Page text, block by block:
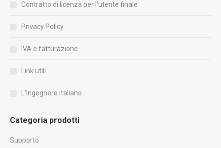
Contratto di licenza per l’utente finale
Privacy Policy
IVA e fatturazione
Link utili
L’Ingegnere italiano
Categoria prodotti
Supporto